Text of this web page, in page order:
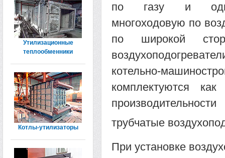
по газу и
многоходовую по
по широкой
котельно-
комплектуются
трубчатые
При установке
Утилизационные
теплообменники
Котлы-утилизаторы